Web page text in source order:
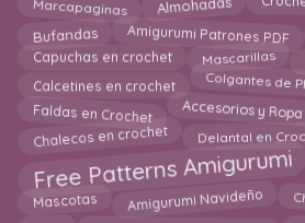
Almohadas
Bufandas Amigurumi Patrones PDF
Capuchas en crochet Mascarillas
Calcetines en crochet
Colgantes de
Faldas en Crochet Accesorios y
Chalecos en crochet Delantal en
Free Patterns Amigurumi
Mascotas
Amigurumi Navideño